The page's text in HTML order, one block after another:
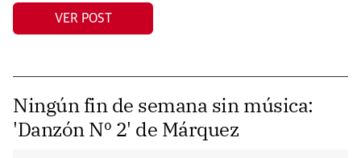
VER POST
Ningún fin de semana sin música:
'Danzón Nº 2' de Márquez